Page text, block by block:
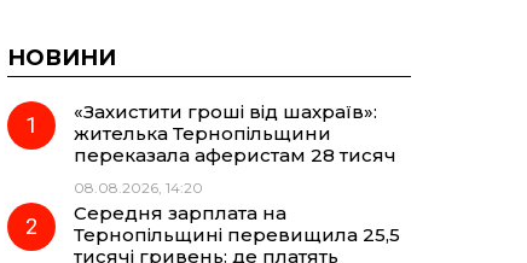
НОВИНИ
«Захистити гроші від шахраїв»:
жителька Тернопільщини
переказала аферистам 28 тисяч
08.08.2026, 14:20
Середня зарплата на
Тернопільщині перевищила 25,5
тисячі гривень: де платять